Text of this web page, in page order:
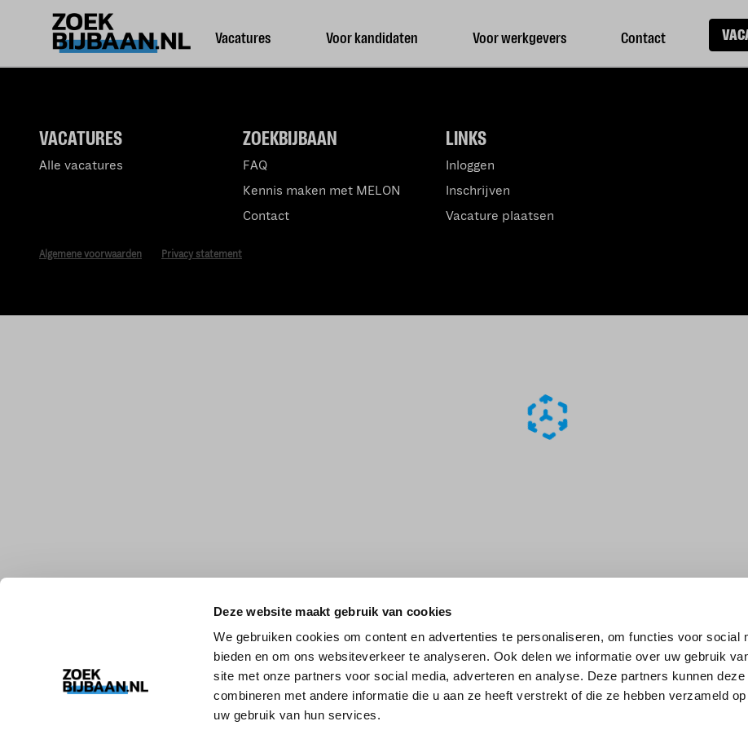
Deze website maakt gebruik van cookies
We gebruiken cookies om content en advertenties te personaliseren, om functies voor social
bieden en om ons websiteverkeer te analyseren. Ook delen we informatie over uw gebruik
site met onze partners voor social media, adverteren en analyse. Deze partners kunnen deze
combineren met andere informatie die u aan ze heeft verstrekt of die ze hebben verzameld
uw gebruik van hun services.
Vacatures Voor kandidaten Voor werkgevers Contact
LINKS
Inloggen
Inschrijven
Vacature plaatsen
ZOEKBIJBAAN
FAQ
Kennis maken met MELON
Contact
VACATURES
Alle vacatures
Algemene voorwaarden Privacy statement